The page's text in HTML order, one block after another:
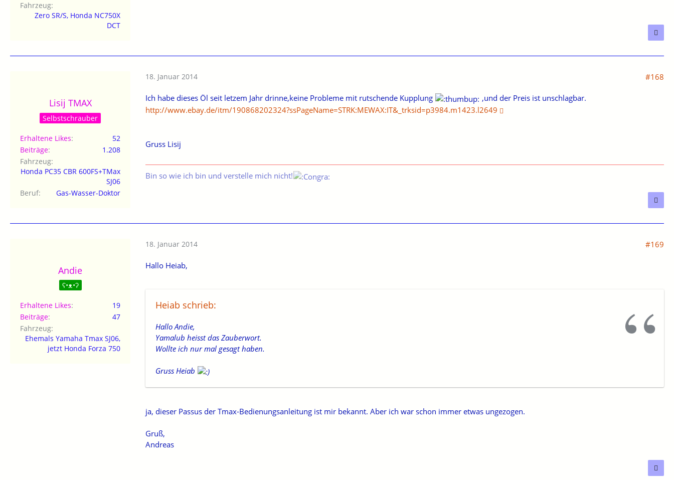
Fahrzeug
Zero SR/S, Honda NC750X
DCT
Lisij TMAX
Selbstschrauber
Erhaltene Likes
52
Beiträge
1.208
Fahrzeug
Honda PC35 CBR 600FS+TMax
SJ06
Beruf
Gas-Wasser-Doktor
18. Januar 2014 #168
Ich habe dieses Öl seit letzem Jahr drinne,keine Probleme mit rutschende Kupplung
,und der Preis ist unschlagbar.
http://www.ebay.de/itm/190868202324?ssPageName=STRK:MEWAX:IT&_trksid=p3984.m1423.l2649
Gruss Lisij
Bin so wie ich bin und verstelle mich nicht!
Andie
ʕ•ᴥ•ʔ
Erhaltene Likes
19
Beiträge
47
Fahrzeug
Ehemals Yamaha Tmax SJ06,
jetzt Honda Forza 750
18. Januar 2014 #169
Hallo Heiab,
Heiab schrieb:
Hallo Andie,
Yamalub heisst das Zauberwort.
Wollte ich nur mal gesagt haben.
Gruss Heiab
ja, dieser Passus der Tmax-Bedienungsanleitung ist mir bekannt. Aber ich war schon immer etwas ungezogen.
Gruß,
Andreas